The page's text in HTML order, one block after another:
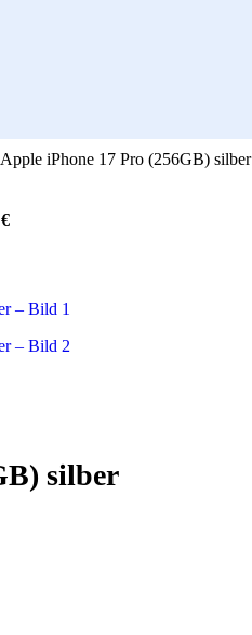
Apple iPhone 17 Pro (256GB) silber
€
silber